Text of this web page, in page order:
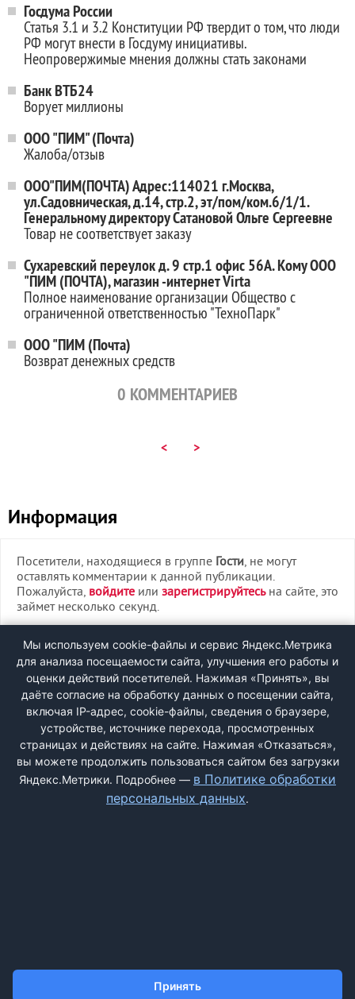
Госдума России
Статья 3.1 и 3.2 Конституции РФ твердит о том, что люди
РФ могут внести в Госдуму инициативы.
Неопровержимые мнения должны стать законами
Банк ВТБ24
Ворует миллионы
ООО "ПИМ" (Почта)
Жалоба/отзыв
ООО"ПИМ(ПОЧТА) Адрес:114021 г.Москва,
ул.Садовническая, д.14, стр.2, эт/пом/ком.6/1/1.
Генеральному директору Сатановой Ольге Сергеевне
Товар не соответствует заказу
Сухаревский переулок д. 9 стр.1 офис 56А. Кому ООО
"ПИМ (ПОЧТА), магазин -интернет Virta
Полное наименование организации Общество с
ограниченной ответственностью "ТехноПарк"
ООО "ПИМ (Почта)
Возврат денежных средств
0 КОММЕНТАРИЕВ
< >
Информация
Посетители, находящиеся в группе Гости, не могут
оставлять комментарии к данной публикации.
Пожалуйста, войдите или зарегистрируйтесьна сайте, это
займет несколько секунд.
ВХОД
РЕГИСТРАЦИЯ
Быстрая регистрациячерез соцсети:
ПОЛИТИКА ОБРАБОТКИ ПЕРСОНАЛЬНЫХ ДАННЫХ
Мы используем cookie-файлы и сервис Яндекс.Метрика
для анализа посещаемости сайта, улучшения его работы и
оценки действий посетителей. Нажимая «Принять», вы
даёте согласие на обработку данных о посещении сайта,
включая IP-адрес, cookie-файлы, сведения о браузере,
устройстве, источнике перехода, просмотренных
страницах и действиях на сайте. Нажимая «Отказаться»,
вы можете продолжить пользоваться сайтом без загрузки
Яндекс.Метрики. Подробнее — в Политике обработки
персональных данных.
Принять